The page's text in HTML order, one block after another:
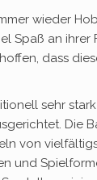
wieder
Spaß an ihrer
dass
sehr
Die
von
und